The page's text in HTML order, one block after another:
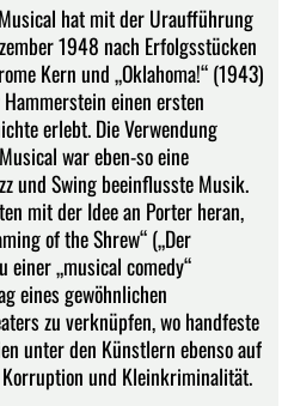
hat mit der Uraufführung
1948 nach Erfolgsstücken
Kern und „Oklahoma!“ (1943)
einen ersten
erlebt. Die Verwendung
war eben-so eine
und Swing beeinflusste Musik.
mit der Idee an Porter heran,
of the Shrew“ („Der
einer „musical comedy“
eines gewöhnlichen
zu verknüpfen, wo handfeste
unter den Künstlern ebenso auf
und Kleinkriminalität.